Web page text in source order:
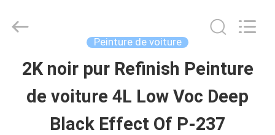
APERÇU
PRODUITS
Meklon
Reserved.
Peinture de voiture
2K noir pur Refinish Peinture
de voiture 4L Low Voc Deep
Black Effect Of P-237